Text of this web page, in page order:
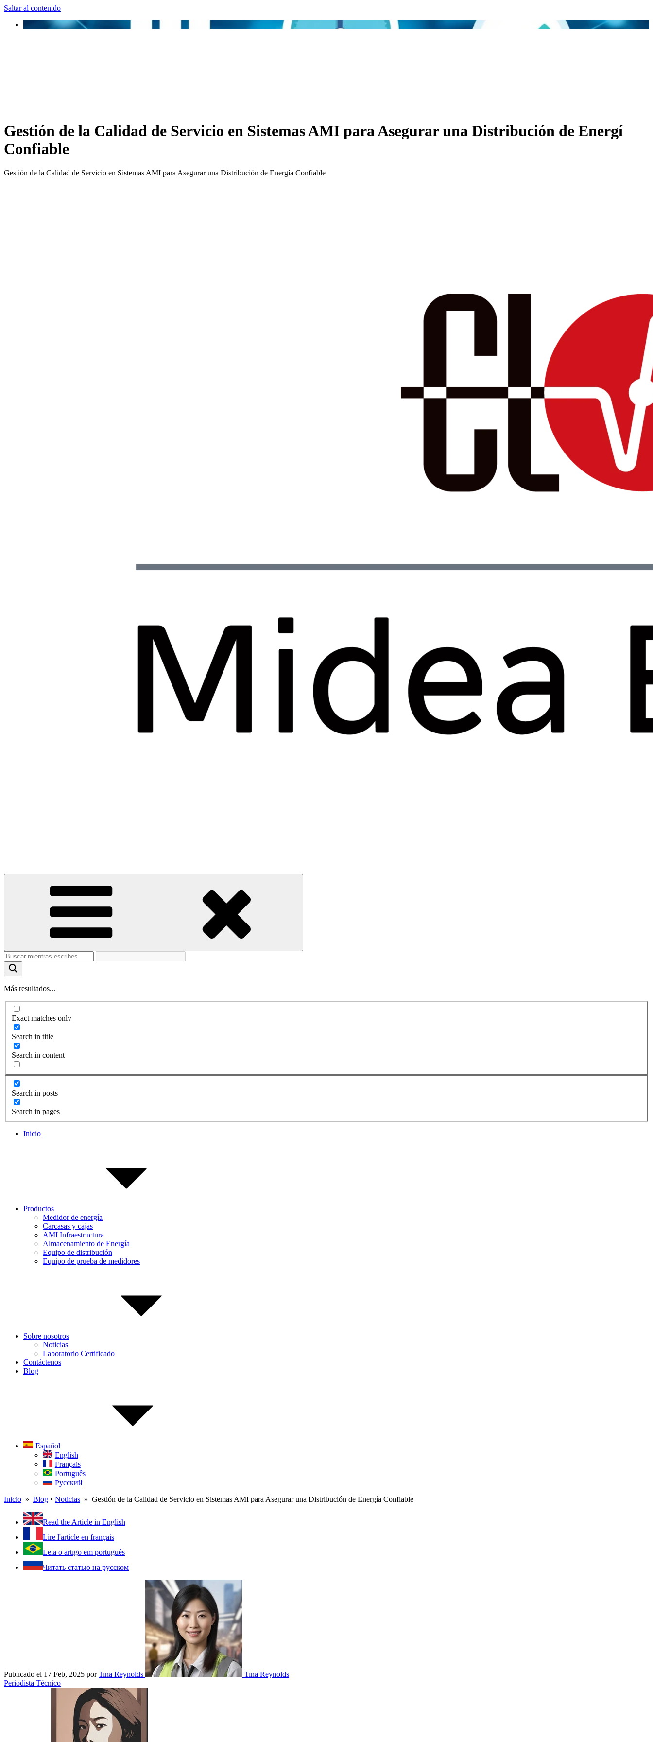
Saltar al contenido
Gestión de la Calidad de Servicio en Sistemas AMI para Asegurar una Distribución de Energí
Confiable
Gestión de la Calidad de Servicio en Sistemas AMI para Asegurar una Distribución de Energía Confiable
Más resultados...
Exact matches only
Search in title
Search in content
Search in posts
Search in pages
Inicio
Productos
Medidor de energía
Carcasas y cajas
AMI Infraestructura
Almacenamiento de Energía
Equipo de distribución
Equipo de prueba de medidores
Sobre nosotros
Noticias
Laboratorio Certificado
Contáctenos
Blog
Español
English
Français
Português
Русский
Inicio » Blog • Noticias » Gestión de la Calidad de Servicio en Sistemas AMI para Asegurar una Distribución de Energía Confiable
Read the Article in English
Lire l'article en français
Leia o artigo em português
Читать статью на русском
Publicado el 17 Feb, 2025 porTina Reynolds
Tina Reynolds
Periodista Técnico